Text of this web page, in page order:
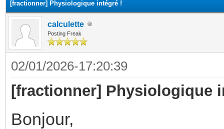
[fractionner] Physiologique intégré !
calculette
Posting Freak
02/01/2026-17:20:39
[fractionner] Physiologique
Bonjour,